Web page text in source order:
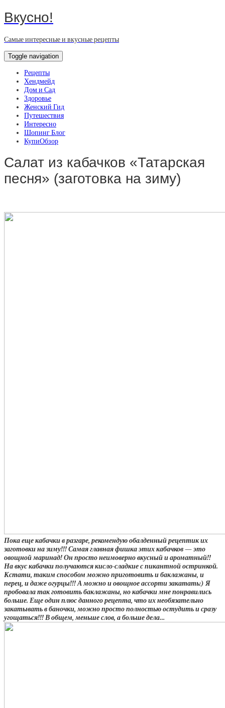
Вкусно!
Самые интересные и вкусные рецепты
Toggle navigation
Рецепты
Хендмейд
Дом и Сад
Здоровье
Женский Гид
Путешествия
Интересно
Шопинг Блог
КупиОбзор
Салат из кабачков «Татарская
песня» (заготовка на зиму)
Пока еще кабачки в разгаре, рекомендую обалденный рецептик их
заготовки на зиму!!! Самая главная фишка этих кабачков — это
овощной маринад! Он просто неимоверно вкусный и ароматный!!
На вкус кабачки получаются кисло-сладкие с пикантной остринкой.
Кстати, таким способом можно приготовить и баклажаны, и
перец, и даже огурцы!!! А можно и овощное ассорти закатать:) Я
пробовала так готовить баклажаны, но кабачки мне понравились
больше. Еще один плюс данного рецепта, что их необязательно
закатывать в баночки, можно просто полностью остудить и сразу
угощаться!!! В общем, меньше слов, а больше дела…